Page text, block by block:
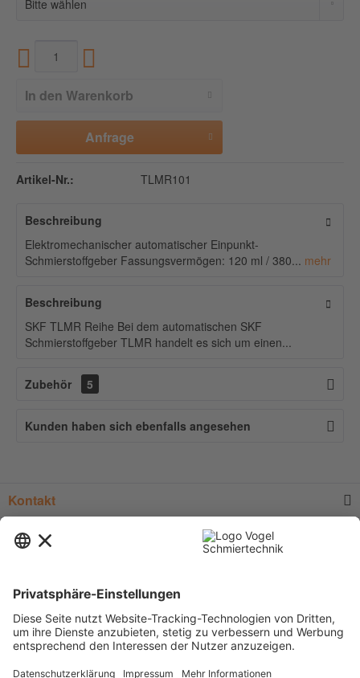
In den Warenkorb
Anfrage
Artikel-Nr.: TLMR101
Beschreibung
Elektromechanischer automatischer Einpunkt-
Schmierstoffgeber Fassungsvermögen: 120 ml / 380... mehr
Beschreibung
SKF TLMR Reihe Bei dem automatischen SKF
Schmierstoffgeber TLMR handelt es sich um einen...
Zubehör 5
Kunden haben sich ebenfalls angesehen
Kontakt
Service
Newsletter